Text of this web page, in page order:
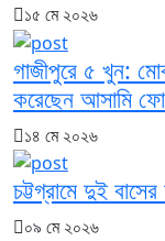
১৫ মে ২০২৬
গাজীপুরে ৫ খুন:
করেছেন আসামি
১৪ মে ২০২৬
চট্টগ্রামে দুই
০৯ মে ২০২৬